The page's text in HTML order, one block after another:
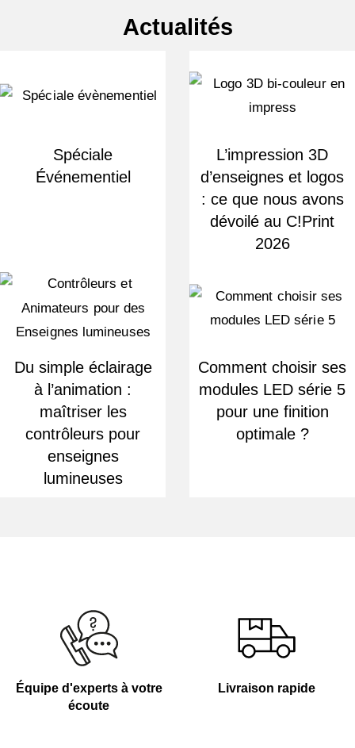
Actualités
Spéciale
Événementiel
L’impression 3D
d’enseignes et logos
: ce que nous avons
dévoilé au C!Print
2026
Du simple éclairage
à l’animation :
maîtriser les
contrôleurs pour
enseignes
lumineuses
Comment choisir ses
modules LED série 5
pour une finition
optimale ?
Équipe d'experts à votre
écoute
Livraison rapide